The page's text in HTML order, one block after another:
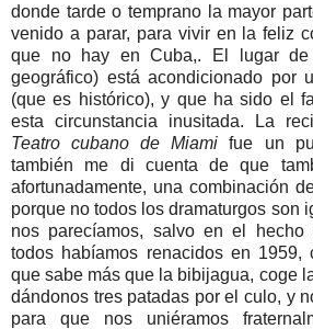
donde tarde o temprano la mayor
venido a parar, para vivir en la feliz
que no hay en Cuba,. El lugar de
geográfico) está acondicionado por
(que es histórico), y que ha sido el
esta circunstancia inusitada. La
Teatro cubano de Miami fue un
también me di cuenta de que
afortunadamente, una combinación
porque no todos los dramaturgos son
nos parecíamos, salvo en el
todos habíamos renacidos en 1959,
que sabe más que la bibijagua, coge
dándonos tres patadas por el culo, y
para que nos uniéramos